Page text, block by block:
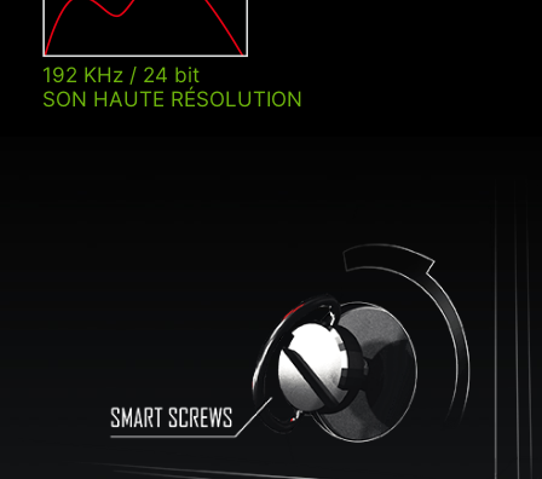
192 KHz / 24 bit
SON HAUTE RÉSOLUTION